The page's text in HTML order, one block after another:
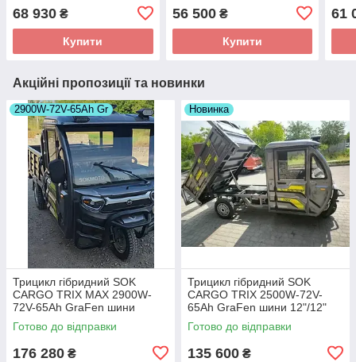
68 930 ₴
Купити
56 500₴
Купити
61
Акційні пропозиції та новинки
2900W-72V-65Ah Gr
Трицикл гібридний SOK
CARGO TRIX MAX 2900W-
72V-65Ah GraFen шини
12"/12"
Готово до відправки
176 280 ₴
Новинка
Трицикл гібридний SOK
CARGO TRIX 2500W-72V-
65Ah GraFen шини 12"/12"
Готово до відправки
135 600 ₴